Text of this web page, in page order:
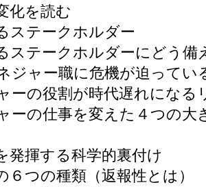
化を読む
ステークホルダー
ステークホルダーにどう備
ジャー職に危機が迫ってい
ーの役割が時代遅れになる
ーの仕事を変えた４つの大
発揮する科学的裏付け
６つの種類（返報性とは）